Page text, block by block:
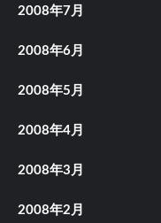
2008年7月
2008年6月
2008年5月
2008年4月
2008年3月
2008年2月